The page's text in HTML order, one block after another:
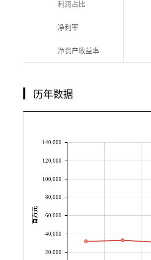
利润占比
净利率
净资产收益率
历年数据
20,000
40,000
60,000
80,000
100,000
120,000
140,000
百万元